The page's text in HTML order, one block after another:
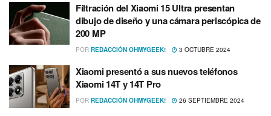
Filtración del Xiaomi 15 Ultra presentan
dibujo de diseño y una cámara periscópica de
200 MP
POR REDACCIÓN OHMYGEEK! 3 OCTUBRE 2024
Xiaomi presentó a sus nuevos teléfonos
Xiaomi 14T y 14T Pro
POR REDACCIÓN OHMYGEEK! 26 SEPTIEMBRE 2024